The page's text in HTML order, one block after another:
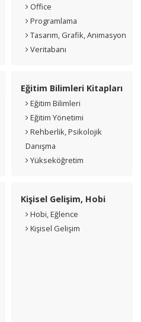
Office
Programlama
Tasarım, Grafik, Animasyon
Veritabanı
Eğitim Bilimleri Kitapları
Eğitim Bilimleri
Eğitim Yönetimi
Rehberlik, Psikolojik
Danışma
Yükseköğretim
Kişisel Gelişim, Hobi
Hobi, Eğlence
Kişisel Gelişim